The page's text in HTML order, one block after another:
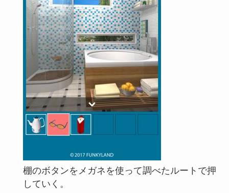
棚のボタンをメガネを使って調べたルートで押
していく。